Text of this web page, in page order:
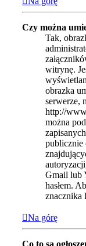
Czy można
Tak,
witrynę.
obrazka
serwerze,
http://
można
publicznie
Gmail lub
hasłem.
znacznika
Na górę
Co to są